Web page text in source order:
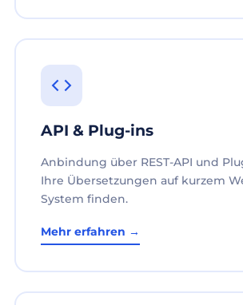
API & Plug-ins
Anbindung über REST-API und
Ihre Übersetzungen auf kurzem
System finden.
Mehr erfahren →